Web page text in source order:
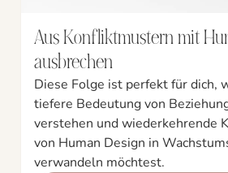
Aus Konfliktmustern mit
ausbrechen
Diese Folge ist perfekt für dich,
tiefere Bedeutung von
verstehen und wiederkehrende
von Human Design in
verwandeln möchtest.